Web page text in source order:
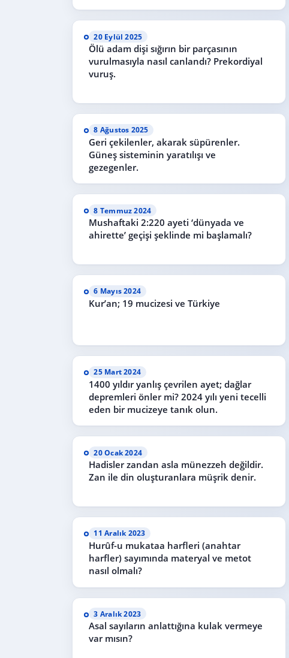
20 Eylül 2025
Ölü adam dişi sığırın bir parçasının
vurulmasıyla nasıl canlandı? Prekordiyal
vuruş.
8 Ağustos 2025
Geri çekilenler, akarak süpürenler.
Güneş sisteminin yaratılışı ve
gezegenler.
8 Temmuz 2024
Mushaftaki 2:220 ayeti ‘dünyada ve
ahirette’ geçişi şeklinde mi başlamalı?
6 Mayıs 2024
Kur’an; 19 mucizesi ve Türkiye
25 Mart 2024
1400 yıldır yanlış çevrilen ayet; dağlar
depremleri önler mi? 2024 yılı yeni tecelli
eden bir mucizeye tanık olun.
20 Ocak 2024
Hadisler zandan asla münezzeh değildir.
Zan ile din oluşturanlara müşrik denir.
11 Aralık 2023
Hurûf-u mukataa harfleri (anahtar
harfler) sayımında materyal ve metot
nasıl olmalı?
3 Aralık 2023
Asal sayıların anlattığına kulak vermeye
var mısın?